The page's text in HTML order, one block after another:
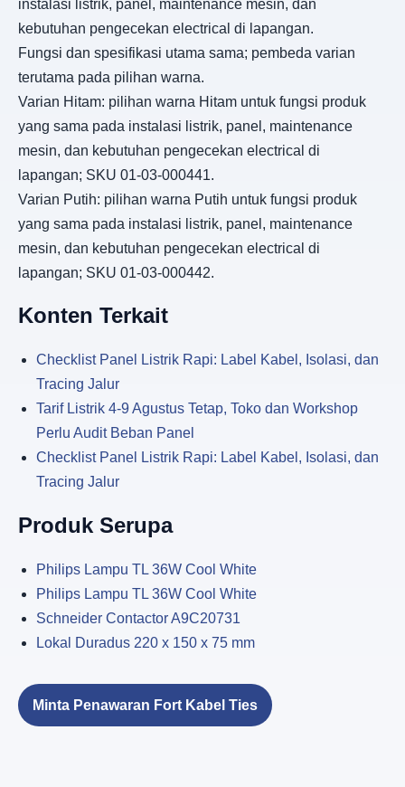
instalasi listrik, panel, maintenance mesin, dan
kebutuhan pengecekan electrical di lapangan.
Fungsi dan spesifikasi utama sama; pembeda varian
terutama pada pilihan warna.
Varian Hitam: pilihan warna Hitam untuk fungsi produk
yang sama pada instalasi listrik, panel, maintenance
mesin, dan kebutuhan pengecekan electrical di
lapangan; SKU 01-03-000441.
Varian Putih: pilihan warna Putih untuk fungsi produk
yang sama pada instalasi listrik, panel, maintenance
mesin, dan kebutuhan pengecekan electrical di
lapangan; SKU 01-03-000442.
Konten Terkait
Checklist Panel Listrik Rapi: Label Kabel, Isolasi, dan
Tracing Jalur
Tarif Listrik 4-9 Agustus Tetap, Toko dan Workshop
Perlu Audit Beban Panel
Checklist Panel Listrik Rapi: Label Kabel, Isolasi, dan
Tracing Jalur
Produk Serupa
Philips Lampu TL 36W Cool White
Philips Lampu TL 36W Cool White
Schneider Contactor A9C20731
Lokal Duradus 220 x 150 x 75 mm
Minta Penawaran Fort Kabel Ties